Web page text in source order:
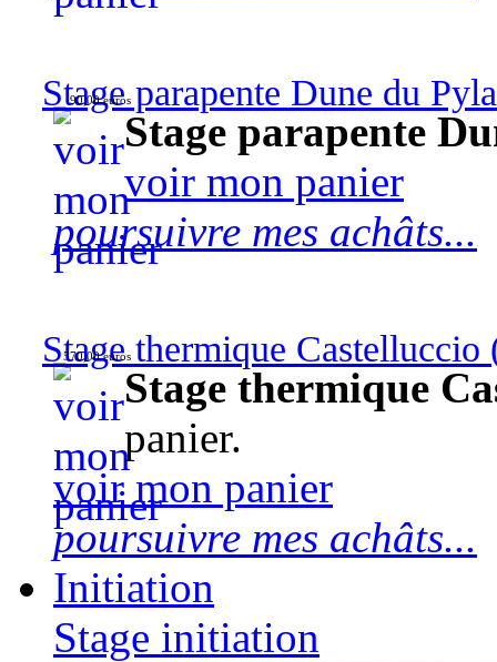
Stage parapente Dune du
90,00 euros
Stage parapente
voir mon panier
poursuivre mes achâts...
Stage thermique Castelluccio
570,00 euros
Stage thermique
panier.
voir mon panier
poursuivre mes achâts...
Initiation
Stage initiation